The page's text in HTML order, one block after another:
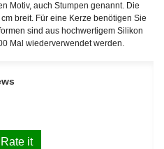
Motiv, auch Stumpen genannt. Die
breit. Für eine Kerze benötigen Sie
sind aus hochwertigem Silikon
Mal wiederverwendet werden.
Rate it